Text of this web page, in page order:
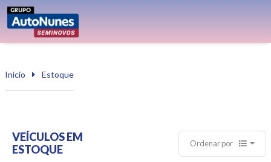
Início Estoque
VEÍCULOS EM
ESTOQUE
Ordenar por